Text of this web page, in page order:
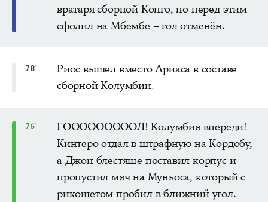
вратаря сборной Конго, но перед этим
сфолил на Мбембе – гол отменён.
78'
Риос вышел вместо Ариаса в составе
сборной Колумбии.
76'
ГОООООООООЛ! Колумбия впереди!
Кинтеро отдал в штрафную на Кордобу,
а Джон блестяще поставил корпус и
пропустил мяч на Муньоса, который с
рикошетом пробил в ближний угол.